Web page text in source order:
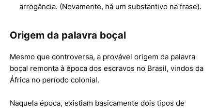
arrogância. (Novamente, há um substantivo na frase).
Origem da palavra boçal
Mesmo que controversa, a provável origem da palavra
boçal remonta à época dos escravos no Brasil, vindos da
África no período colonial.
Naquela época, existiam basicamente dois tipos de